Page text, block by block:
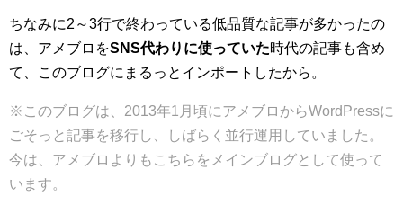
ちなみに2～3行で終わっている低品質な記事が多かったの
は、アメブロをSNS代わりに使っていた時代の記事も含め
て、このブログにまるっとインポートしたから。
※このブログは、2013年1月頃にアメブロからWordPressに
ごそっと記事を移行し、しばらく並行運用していました。
今は、アメブロよりもこちらをメインブログとして使って
います。